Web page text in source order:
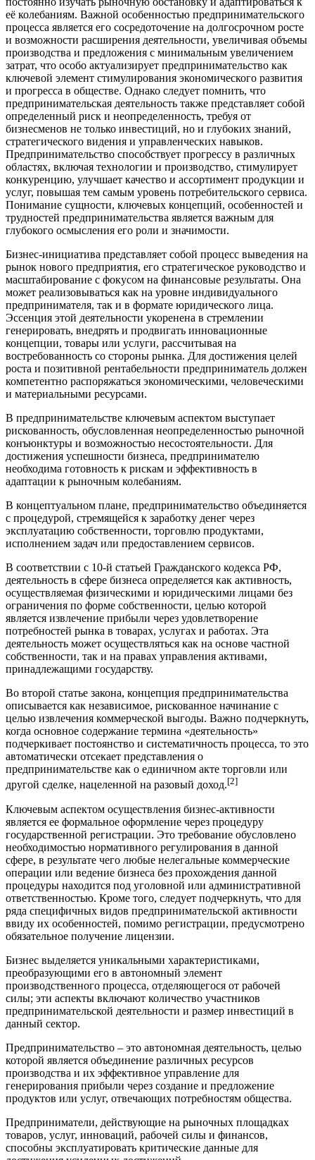
её колебаниям. Важной особенностью предпринимательского
процесса является его сосредоточение на долгосрочном росте
и возможности расширения деятельности, увеличивая объемы
производства и предложения с минимальным увеличением
затрат, что особо актуализирует предпринимательство как
ключевой элемент стимулирования экономического развития
и прогресса в обществе. Однако следует помнить, что
предпринимательская деятельность также представляет собой
определенный риск и неопределенность, требуя от
бизнесменов не только инвестиций, но и глубоких знаний,
стратегического видения и управленческих навыков.
Предпринимательство способствует прогрессу в различных
областях, включая технологии и производство, стимулирует
конкуренцию, улучшает качество и ассортимент продукции и
услуг, повышая тем самым уровень потребительского сервиса.
Понимание сущности, ключевых концепций, особенностей и
трудностей предпринимательства является важным для
глубокого осмысления его роли и значимости.
Бизнес-инициатива представляет собой процесс выведения на
рынок нового предприятия, его стратегическое руководство и
масштабирование с фокусом на финансовые результаты. Она
может реализовываться как на уровне индивидуального
предпринимателя, так и в формате юридического лица.
Эссенция этой деятельности укоренена в стремлении
генерировать, внедрять и продвигать инновационные
концепции, товары или услуги, рассчитывая на
востребованность со стороны рынка. Для достижения целей
роста и позитивной рентабельности предприниматель должен
компетентно распоряжаться экономическими, человеческими
и материальными ресурсами.
В предпринимательстве ключевым аспектом выступает
рискованность, обусловленная неопределенностью рыночной
конъюнктуры и возможностью несостоятельности. Для
достижения успешности бизнеса, предпринимателю
необходима готовность к рискам и эффективность в
адаптации к рыночным колебаниям.
В концептуальном плане, предпринимательство объединяется
с процедурой, стремящейся к заработку денег через
эксплуатацию собственности, торговлю продуктами,
исполнением задач или предоставлением сервисов.
В соответствии с 10-й статьей Гражданского кодекса РФ,
деятельность в сфере бизнеса определяется как активность,
осуществляемая физическими и юридическими лицами без
ограничения по форме собственности, целью которой
является извлечение прибыли через удовлетворение
потребностей рынка в товарах, услугах и работах. Эта
деятельность может осуществляться как на основе частной
собственности, так и на правах управления активами,
принадлежащими государству.
Во второй статье закона, концепция предпринимательства
описывается как независимое, рискованное начинание с
целью извлечения коммерческой выгоды. Важно подчеркнуть,
когда основное содержание термина «деятельность»
подчеркивает постоянство и систематичность процесса, то это
автоматически отсекает представления о
предпринимательстве как о единичном акте торговли или
другой сделке, нацеленной на разовый доход.[2]
Ключевым аспектом осуществления бизнес-активности
является ее формальное оформление через процедуру
государственной регистрации. Это требование обусловлено
необходимостью нормативного регулирования в данной
сфере, в результате чего любые нелегальные коммерческие
операции или ведение бизнеса без прохождения данной
процедуры находится под уголовной или административной
ответственностью. Кроме того, следует подчеркнуть, что для
ряда специфичных видов предпринимательской активности
ввиду их особенностей, помимо регистрации, предусмотрено
обязательное получение лицензии.
Бизнес выделяется уникальными характеристиками,
преобразующими его в автономный элемент
производственного процесса, отделяющегося от рабочей
силы; эти аспекты включают количество участников
предпринимательской деятельности и размер инвестиций в
данный сектор.
Предпринимательство – это автономная деятельность, целью
которой является объединение различных ресурсов
производства и их эффективное управление для
генерирования прибыли через создание и предложение
продуктов или услуг, отвечающих потребностям общества.
Предприниматели, действующие на рыночных площадках
товаров, услуг, инноваций, рабочей силы и финансов,
способны эксплуатировать критические данные для